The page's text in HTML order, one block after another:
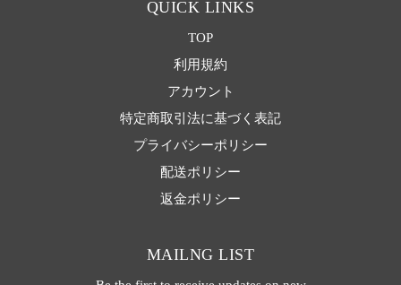
QUICK LINKS
TOP
利用規約
アカウント
特定商取引法に基づく表記
プライバシーポリシー
配送ポリシー
返金ポリシー
MAILNG LIST